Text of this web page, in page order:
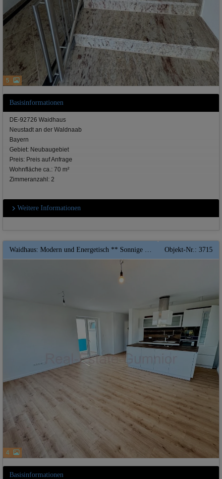
5
Basisinformationen
DE-92726 Waidhaus
Neustadt an der Waldnaab
Bayern
Gebiet: Neubaugebiet
Preis: Preis auf Anfrage
Wohnfläche ca.: 70 m²
Zimmeranzahl: 2
Weitere Informationen
Objekt-Nr.: 3715
4
Basisinformationen